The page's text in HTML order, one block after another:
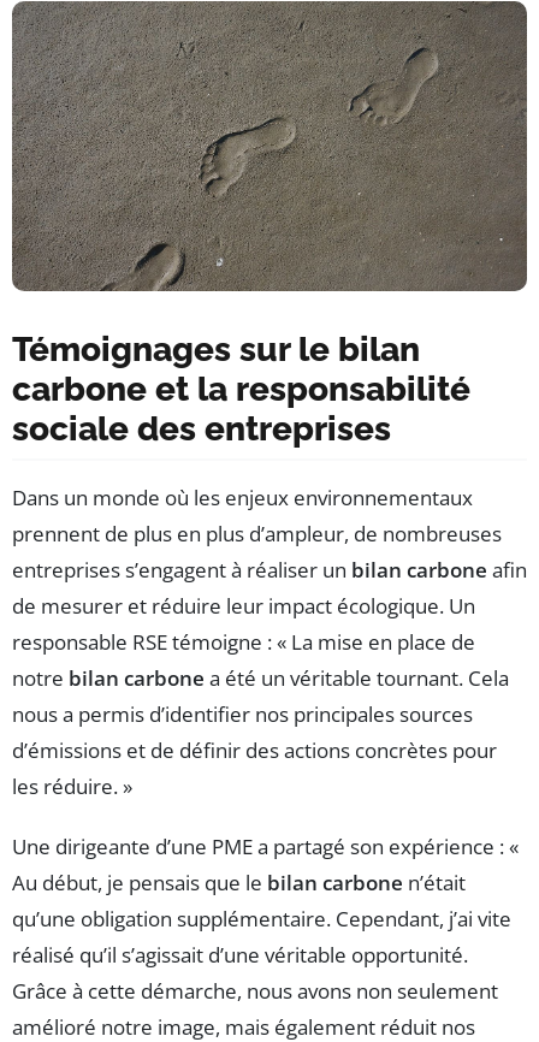
Témoignages sur le bilan
carbone et la responsabilité
sociale des entreprises
Dans un monde où les enjeux environnementaux
prennent de plus en plus d’ampleur, de nombreuses
entreprises s’engagent à réaliser un bilan carbone afin
de mesurer et réduire leur impact écologique. Un
responsable RSE témoigne : « La mise en place de
notre bilan carbone a été un véritable tournant. Cela
nous a permis d’identifier nos principales sources
d’émissions et de définir des actions concrètes pour
les réduire. »
Une dirigeante d’une PME a partagé son expérience : «
Au début, je pensais que le bilan carbone n’était
qu’une obligation supplémentaire. Cependant, j’ai vite
réalisé qu’il s’agissait d’une véritable opportunité.
Grâce à cette démarche, nous avons non seulement
amélioré notre image, mais également réduit nos